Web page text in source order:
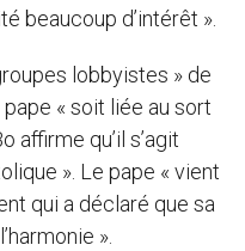
beaucoup d’intérêt ».
lobbyistes » de
« soit liée au sort
affirme qu’il s’agit
». Le pape « vient
qui a déclaré que sa
».